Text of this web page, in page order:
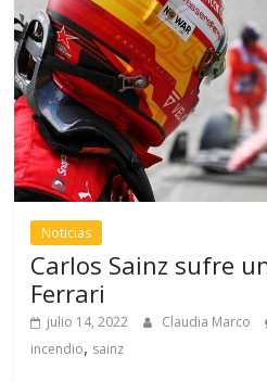
Noticias
Carlos Sainz sufre
Ferrari
julio 14, 2022 Claudia Marco
incendio, sainz